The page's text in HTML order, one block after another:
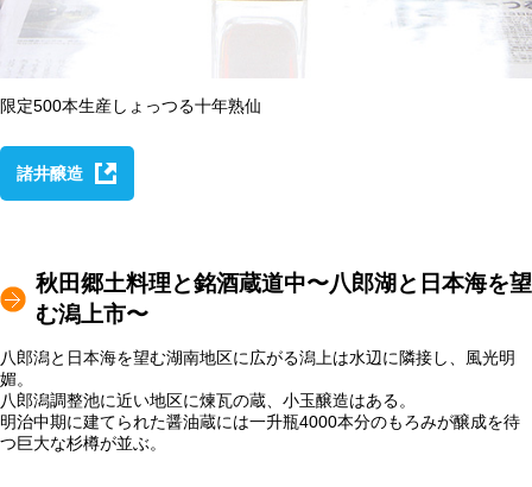
限定500本生産しょっつる十年熟仙
諸井醸造
秋田郷土料理と銘酒蔵道中〜八郎湖と日本海を望
む潟上市〜
八郎潟と日本海を望む湖南地区に広がる潟上は水辺に隣接し、風光明
媚。
八郎潟調整池に近い地区に煉瓦の蔵、小玉醸造はある。
明治中期に建てられた醤油蔵には一升瓶4000本分のもろみが醸成を待
つ巨大な杉樽が並ぶ。